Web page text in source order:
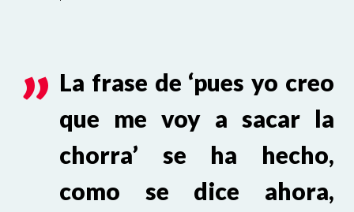
La frase de ‘pues yo creo
que me voy a sacar la
chorra’ se ha hecho,
como se dice ahora,